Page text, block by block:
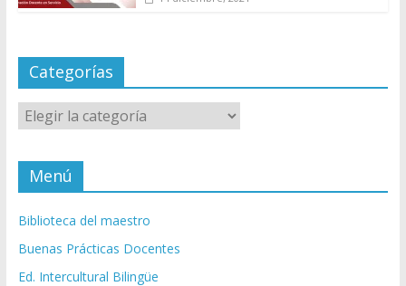
Categorías
Categorías
Menú
Biblioteca del maestro
Buenas Prácticas Docentes
Ed. Intercultural Bilingüe